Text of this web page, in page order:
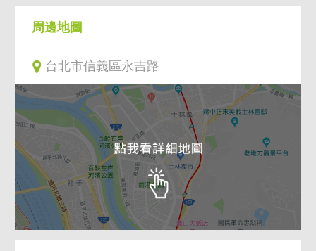
周邊地圖
台北市信義區永吉路